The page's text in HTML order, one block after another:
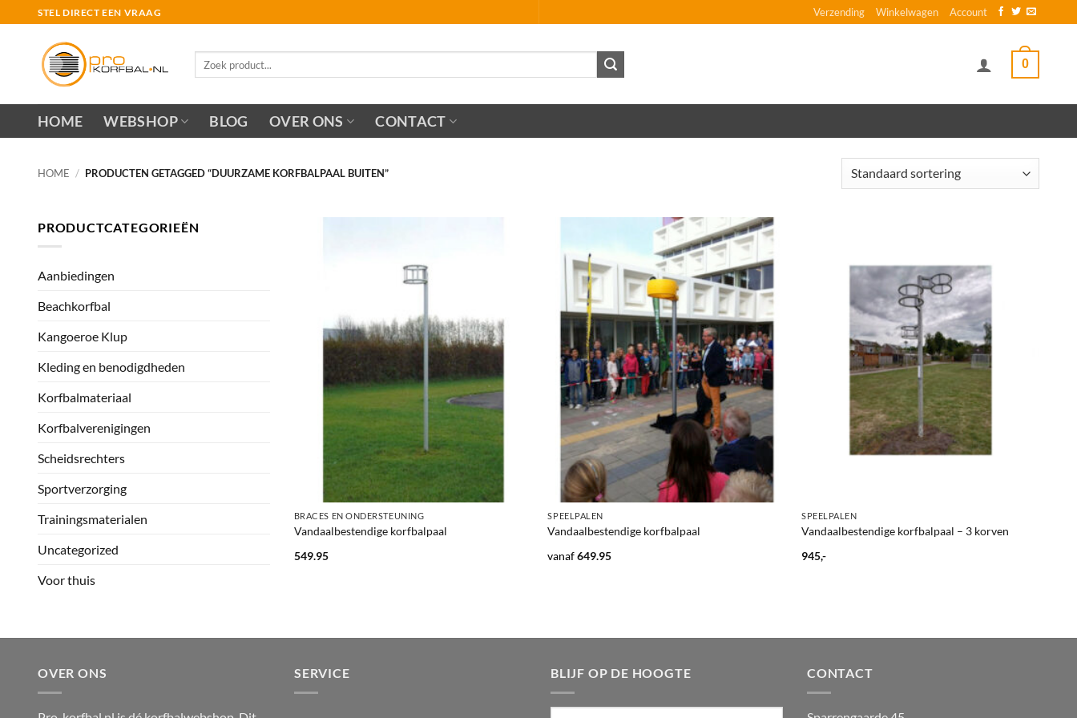
naar
STEL DIRECT EEN VRAAG Verzending Winkelwagen Account
0
HOME WEBSHOP BLOG OVER ONS CONTACT
HOME / PRODUCTEN GETAGGED “DUURZAME KORFBALPAAL BUITEN”
PRODUCTCATEGORIEËN
Aanbiedingen
Beachkorfbal
Kangoeroe Klup
Kleding en benodigdheden
Korfbalmateriaal
Korfbalverenigingen
Scheidsrechters
Sportverzorging
Trainingsmaterialen
Uncategorized
Voor thuis
BRACES EN ONDERSTEUNING
Vandaalbestendige korfbalpaal
549.95
+
SPEELPALEN
Vandaalbestendige korfbalpaal
vanaf649.95
SPEELPALEN
Vandaalbestendige korfbalpaal – 3 korven
945,-
OVER ONS SERVICE BLIJF OP DE HOOGTE CONTACT